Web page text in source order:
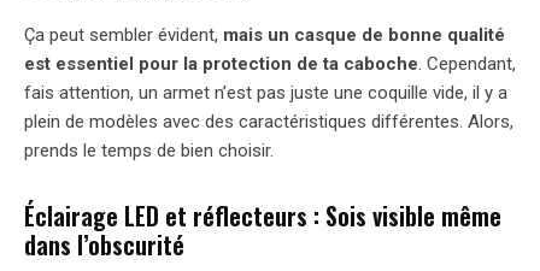
Ça peut sembler évident, mais un casque de bonne qualité
est essentiel pour la protection de ta caboche . Cependant,
fais attention, un armet n’est pas juste une coquille vide, il y a
plein de modèles avec des caractéristiques différentes. Alors,
prends le temps de bien choisir.
Éclairage LED et réflecteurs : Sois visible même
dans l’obscurité